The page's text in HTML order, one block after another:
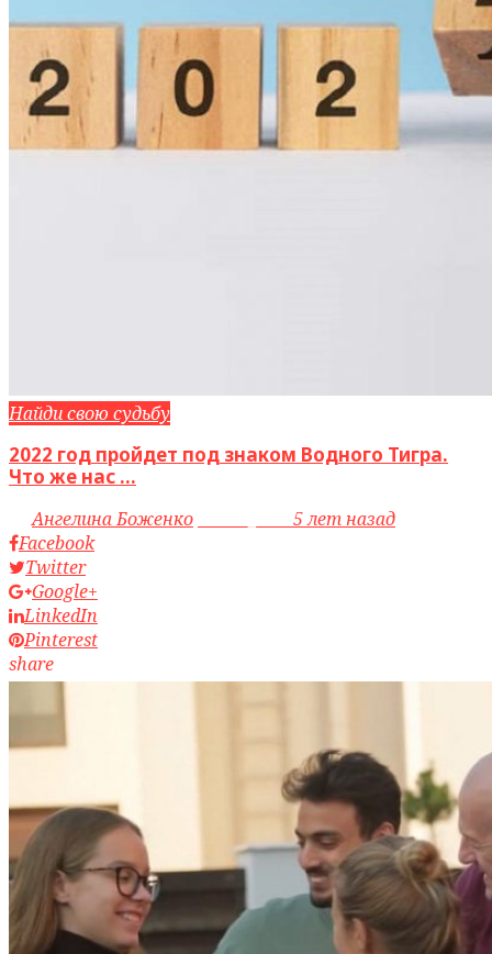
Найди свою судьбу
2022 год пройдет под знаком Водного Тигра.
Что же нас ...
byАнгелина Боженко
5 лет назад
Facebook
Twitter
Google+
LinkedIn
Pinterest
share